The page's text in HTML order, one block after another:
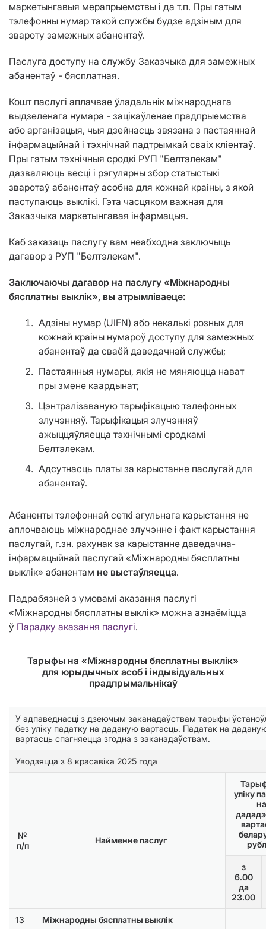
маркетынгавыя мерапрыемствы і да т.п. Пры гэтым
тэлефонны нумар такой службы будзе адзіным для
звароту замежных абанентаў.
Паслуга доступу на службу Заказчыка для замежных
абанентаў - бясплатная.
Кошт паслугі аплачвае ўладальнік міжнароднага
выдзеленага нумара - зацікаўленае прадпрыемства
або арганізацыя, чыя дзейнасць звязана з пастаяннай
інфармацыйнай і тэхнічнай падтрымкай сваіх кліентаў.
Пры гэтым тэхнічныя сродкі РУП "Белтэлекам"
дазваляюць весці і рэгулярны збор статыстыкі
зваротаў абанентаў асобна для кожнай краіны, з якой
паступаюць выклікі. Гэта часцяком важная для
Заказчыка маркетынгавая інфармацыя.
Каб заказаць паслугу вам неабходна заключыць
дагавор з РУП "Белтэлекам".
Заключаючы дагавор на паслугу «Міжнародны
бясплатны выклік», вы атрымліваеце:
Адзіны нумар (UIFN) або некалькі розных для
кожнай краіны нумароў доступу для замежных
абанентаў да сваёй даведачнай службы;
Пастаянныя нумары, якія не мяняюцца нават
пры змене каардынат;
Цэнтралізаваную тарыфікацыю тэлефонных
злучэнняў. Тарыфікацыя злучэнняў
ажыццяўляецца тэхнічнымі сродкамі
Белтэлекам.
Адсутнасць платы за карыстанне паслугай для
абанентаў.
Абаненты тэлефоннай сеткі агульнага карыстання не
аплочваюць міжнароднае злучэнне і факт карыстання
паслугай, г.зн. рахунак за карыстанне даведачна-
інфармацыйнай паслугай «Міжнародны бясплатны
выклік» абанентам не выстаўляецца.
Падрабязней з умовамі аказання паслугі
«Міжнародны бясплатны выклік» можна азнаёміцца
ў Парадку аказання паслугі.
Тарыфы на «Міжнародны бясплатны выклік»
для юрыдычных асоб і індывідуальных
прадпрымальнікаў
У адпаведнасці з дзеючым заканадаўствам тарыфы
без уліку падатку на даданую вартасць. Падатак на
вартасць спагняецца згодна з заканадаўствам.
Уводзяцца з 8 красавіка 2025 года
№
п/п
Найменне паслуг
уліку
на
з
6.00
да
23.00
13 Міжнародны бясплатны выклік